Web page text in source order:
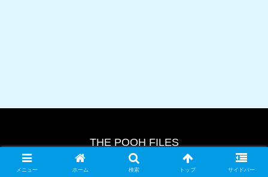
THE POOH FILES
© 2024 THE POOH FILES.
メニュー ホーム 検索 トップ サイドバー